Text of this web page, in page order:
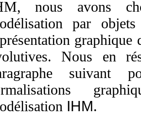
nous avons
par
graphique
Nous en
suivant
IHM.